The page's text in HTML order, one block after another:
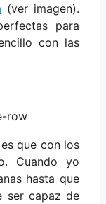
(ver imagen).
para
con las
que con los
Cuando yo
hasta que
ser capaz de